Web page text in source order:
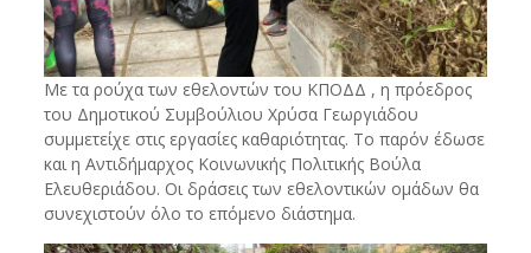
Με τα ρούχα των εθελοντών του ΚΠΟΔΔ , η πρόεδρος
του Δημοτικού Συμβούλιου Χρύσα Γεωργιάδου
συμμετείχε στις εργασίες καθαριότητας. Το παρόν έδωσε
και η Αντιδήμαρχος Κοινωνικής Πολιτικής Βούλα
Ελευθεριάδου. Οι δράσεις των εθελοντικών ομάδων θα
συνεχιστούν όλο το επόμενο διάστημα.